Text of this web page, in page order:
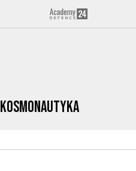
Kosmonautyka